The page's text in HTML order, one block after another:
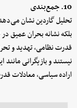
10. جمع‌بندی
تحلیل گاردین نشان
بلکه نشانه بحران عمیق
قدرت نظامی، تهدید و
نیستند و بازیگرانی مانند
اراده سیاسی، معادلات